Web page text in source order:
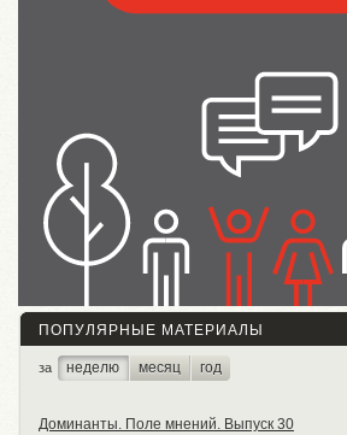
ПОПУЛЯРНЫЕ МАТЕРИАЛЫ
за неделю месяц год
Доминанты. Поле мнений. Выпуск 30